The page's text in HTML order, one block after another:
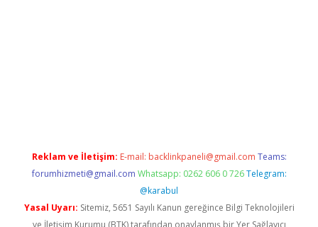
Reklam ve İletişim: E-mail: backlinkpaneli@gmail.com Teams:
forumhizmeti@gmail.com Whatsapp: 0262 606 0 726 Telegram:
@karabul
Yasal Uyarı: Sitemiz, 5651 Sayılı Kanun gereğince Bilgi Teknolojileri
ve İletişim Kurumu (BTK) tarafından onaylanmış bir Yer Sağlayıcı